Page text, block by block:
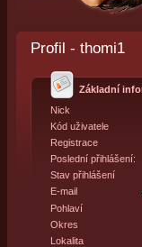
Profil - thomi1
Základní
Nick
Kód uživatele
Registrace
Poslední přihlášení:
Stav přihlášení
E-mail
Pohlaví
Okres
Lokalita